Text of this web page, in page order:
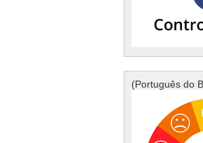
(Português do